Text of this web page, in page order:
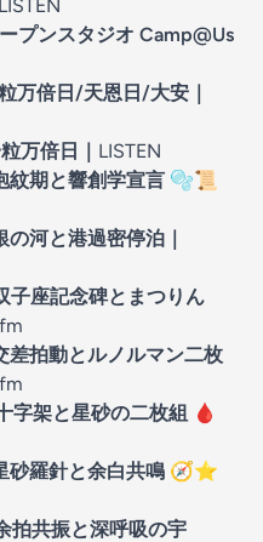
LISTEN
プンスタジオ Camp@Us
万倍日/天恩日/大安 ｜
万倍日 ｜ LISTEN
紋期と響創学宣言 🫧📜
の河と港過密停泊 ｜
子座記念碑とまつりん
差拍動とルノルマン二枚
字架と星砂の二枚組 🩸
砂羅針と余白共鳴 🧭⭐️
拍共振と深呼吸の宇